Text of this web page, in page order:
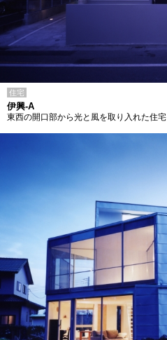
住宅
伊興-A
東西の開口部から光と風を取り入れた住宅